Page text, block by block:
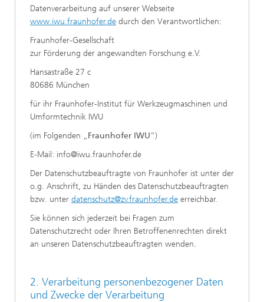
Datenverarbeitung auf unserer Webseite
www.iwu.fraunhofer.de durch den Verantwortlichen:
Fraunhofer-Gesellschaft
zur Förderung der angewandten Forschung e.V.
Hansastraße 27 c
80686 München
für ihr Fraunhofer-Institut für Werkzeugmaschinen und
Umformtechnik IWU
(im Folgenden „Fraunhofer IWU“)
E-Mail: info@iwu.fraunhofer.de
Der Datenschutzbeauftragte von Fraunhofer ist unter der
o.g. Anschrift, zu Händen des Datenschutzbeauftragten
bzw. unter datenschutz@zv.fraunhofer.de erreichbar.
Sie können sich jederzeit bei Fragen zum
Datenschutzrecht oder Ihren Betroffenenrechten direkt
an unseren Datenschutzbeauftragten wenden.
2. Verarbeitung personenbezogener Daten
und Zwecke der Verarbeitung